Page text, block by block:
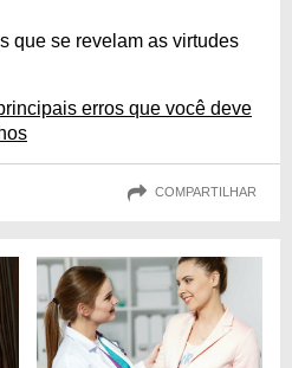
que se revelam as virtudes
erros que você deve
COMPARTILHAR